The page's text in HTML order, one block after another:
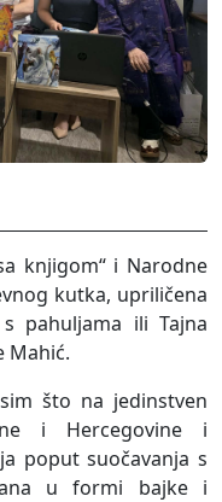
knjigom“ i Narodne
kutka, upriličena
pahuljama ili Tajna
Mahić.
što na jedinstven
i Hercegovine i
poput suočavanja s
u formi bajke i